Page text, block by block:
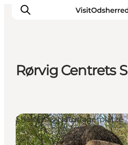
Essen
Unterkünfte
Nützliches
Rørvig Centrets
Shelters & Naturlagerplätze